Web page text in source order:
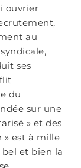
ouvrier
au
ses
du
sur une
» et des
» est à mille
et bien la